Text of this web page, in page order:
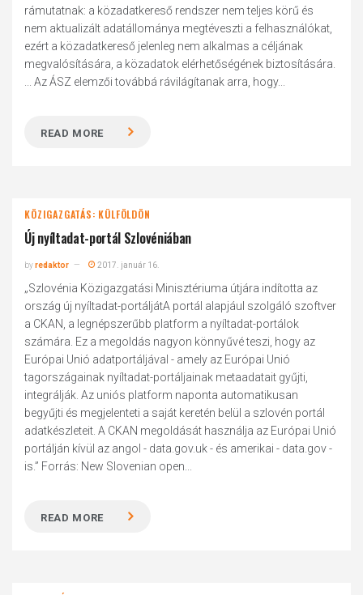
rámutatnak: a közadatkereső rendszer nem teljes körű és
nem aktualizált adatállománya megtéveszti a felhasználókat,
ezért a közadatkereső jelenleg nem alkalmas a céljának
megvalósítására, a közadatok elérhetőségének biztosítására.
... Az ÁSZ elemzői továbbá rávilágítanak arra, hogy...
READ MORE
KÖZIGAZGATÁS: KÜLFÖLDÖN
Új nyíltadat-portál Szlovéniában
byredaktor 2017. január 16.
„Szlovénia Közigazgatási Minisztériuma útjára indította az
ország új nyíltadat-portáljátA portál alapjául szolgáló szoftver
a CKAN, a legnépszerűbb platform a nyíltadat-portálok
számára. Ez a megoldás nagyon könnyűvé teszi, hogy az
Európai Unió adatportáljával - amely az Európai Unió
tagországainak nyíltadat-portáljainak metaadatait gyűjti,
integrálják. Az uniós platform naponta automatikusan
begyűjti és megjelenteti a saját keretén belül a szlovén portál
adatkészleteit. A CKAN megoldását használja az Európai Unió
portálján kívül az angol - data.gov.uk - és amerikai - data.gov -
is.” Forrás: New Slovenian open...
READ MORE